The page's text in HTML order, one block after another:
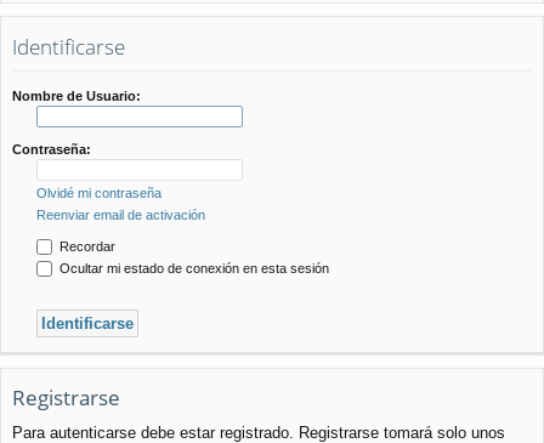
ifi
ra
Identificarse
Nombre de Usuario:
Contraseña:
Olvidé mi contraseña
Reenviar email de activación
Recordar
Ocultar mi estado de conexión en esta sesión
Registrarse
Para autenticarse debe estar registrado. Registrarse tomará solo unos